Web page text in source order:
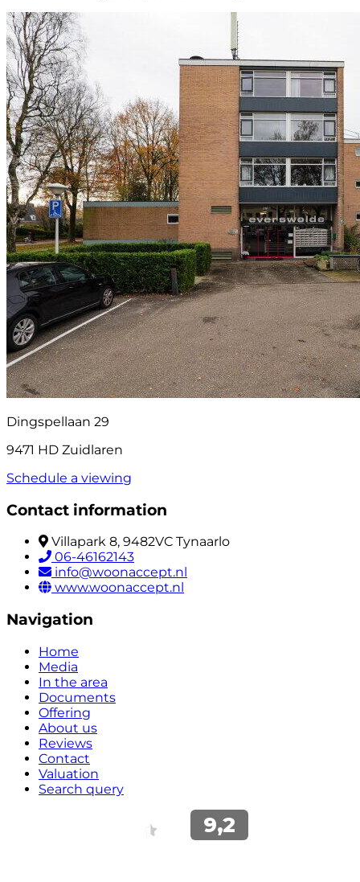
Dingspellaan 29
9471 HD Zuidlaren
Schedule a viewing
Contact information
Villapark 8, 9482VC Tynaarlo
06-46162143
info@woonaccept.nl
www.woonaccept.nl
Navigation
Home
Media
In the area
Documents
Offering
About us
Reviews
Contact
Valuation
Search query